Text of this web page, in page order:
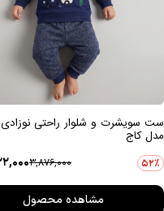
ست سویشرت و شلوار راحتی نوزادی
مدل کاج
52٪ 3,876,000
مشاهده محصول